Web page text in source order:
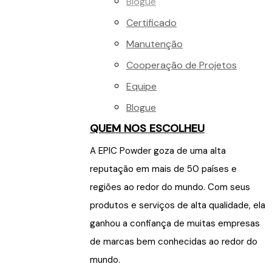
Certificado
Manutenção
Cooperação de Projetos
Equipe
Blogue
QUEM NOS ESCOLHEU
A EPIC Powder goza de uma alta
reputação em mais de 50 países e
regiões ao redor do mundo. Com seus
produtos e serviços de alta qualidade, ela
ganhou a confiança de muitas empresas
de marcas bem conhecidas ao redor do
mundo.